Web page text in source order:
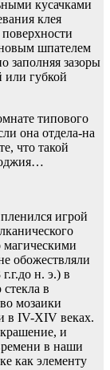
кусачками
клея
шпателем
заполняя зазоры
или губкой
типового
она отдела-на
что такой
игрой
магическими
обожествляли
н. э.) в
в
мозаики
в IV-XIV веках.
и
в наши
как элементу